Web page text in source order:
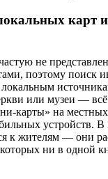
карт
не
поэтому поиск
или музеи —
карты» на
устройств. В
к жителям — они
ни в одной